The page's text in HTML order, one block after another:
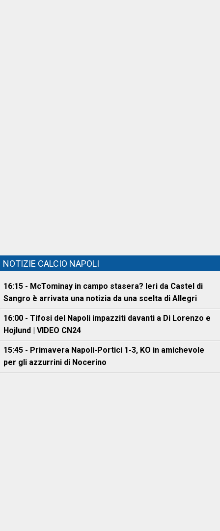
NOTIZIE CALCIO NAPOLI
16:15 - McTominay in campo stasera? Ieri da Castel di
Sangro è arrivata una notizia da una scelta di Allegri
16:00 - Tifosi del Napoli impazziti davanti a Di Lorenzo e
Hojlund | VIDEO CN24
15:45 - Primavera Napoli-Portici 1-3, KO in amichevole
per gli azzurrini di Nocerino